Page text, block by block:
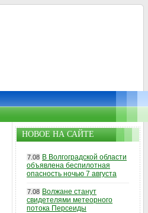
НОВОЕ НА САЙТЕ
7.08 В Волгоградской области
объявлена беспилотная
опасность ночью 7 августа
7.08 Волжане станут
свидетелями метеорного
потока Персеиды